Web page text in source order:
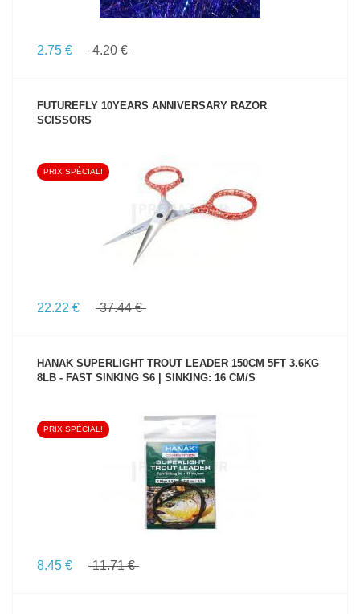
2.75 € 4.20 €
FUTUREFLY 10YEARS ANNIVERSARY RAZOR
SCISSORS
VOIR LE PRODUIT
PRIX SPÉCIAL!
22.22 € 37.44 €
HANAK SUPERLIGHT TROUT LEADER 150CM 5FT 3.6KG
8LB - FAST SINKING S6 | SINKING: 16 CM/S
VOIR LE PRODUIT
PRIX SPÉCIAL!
8.45 € 11.71 €